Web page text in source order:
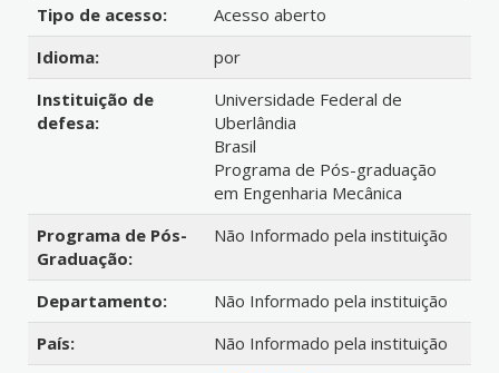
Tipo de acesso:
Acesso aberto
Idioma:
por
Instituição de
defesa:
Universidade Federal de
Uberlândia
Brasil
Programa de Pós-graduação
em Engenharia Mecânica
Programa de Pós-
Graduação:
Não Informado pela instituição
Departamento:
Não Informado pela instituição
País:
Não Informado pela instituição